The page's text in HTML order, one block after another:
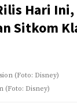
Hari
Sitkom
(Foto: Disney)